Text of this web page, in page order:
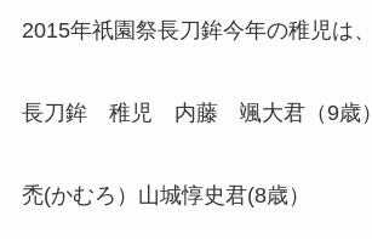
2015年祇園祭長刀鉾今年の稚児は、
長刀鉾 稚児 内藤 颯大君（9歳）
禿(かむろ）山城惇史君(8歳）